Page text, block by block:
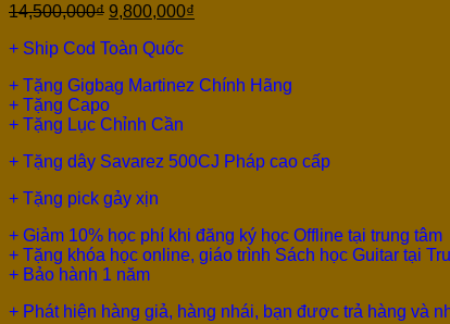
14,500,000₫ 9,800,000₫
+ Ship Cod Toàn Quốc
+ Tặng Gigbag Martinez Chính Hãng
+ Tặng Capo
+ Tặng Lục Chỉnh Cần
+ Tặng dây Savarez 500CJ Pháp cao cấp
+ Tặng pick gảy xịn
+ Giảm 10% học phí khi đăng ký học Offline tại trung tâm
+ Tặng khóa học online, giáo trình Sách học Guitar tại
+ Bảo hành 1 năm
+ Phát hiện hàng giả, hàng nhái, bạn được trả hàng và